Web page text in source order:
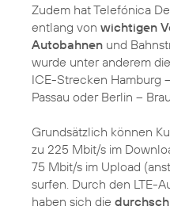
Zudem hat Telefónica
entlang von wichtigen
Autobahnen und
wurde unter anderem
ICE-Strecken Hamburg
Passau oder Berlin –
Grundsätzlich können
zu 225 Mbit/s im
75 Mbit/s im Upload
surfen. Durch den LTE-
haben sich die